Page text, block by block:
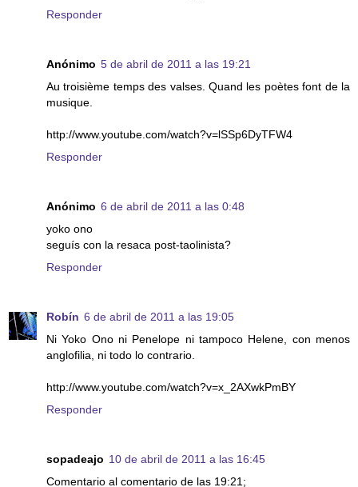
Responder
Anónimo 5 de abril de 2011 a las 19:21
Au troisième temps des valses. Quand les poètes font de la
musique.
http://www.youtube.com/watch?v=lSSp6DyTFW4
Responder
Anónimo 6 de abril de 2011 a las 0:48
yoko ono
seguís con la resaca post-taolinista?
Responder
Robín 6 de abril de 2011 a las 19:05
Ni Yoko Ono ni Penelope ni tampoco Helene, con menos
anglofilia, ni todo lo contrario.
http://www.youtube.com/watch?v=x_2AXwkPmBY
Responder
sopadeajo 10 de abril de 2011 a las 16:45
Comentario al comentario de las 19:21;